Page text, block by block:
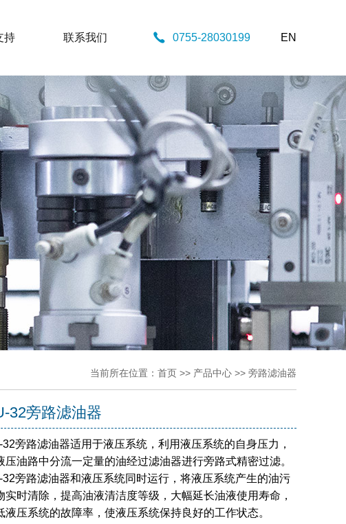
持 联系我们 0755-28030199 EN
当前所在位置： 首页 >> 产品中心 >> 旁路滤油器
32旁路滤油器
32旁路滤油器适用于液压系统，利用液压系统的自身压力，
压油路中分流一定量的油经过滤油器进行旁路式精密过滤。
32旁路滤油器和液压系统同时运行，将液压系统产生的油污
实时清除，提高油液清洁度等级，大幅延长油液使用寿命，
液压系统的故障率，使液压系统保持良好的工作状态。